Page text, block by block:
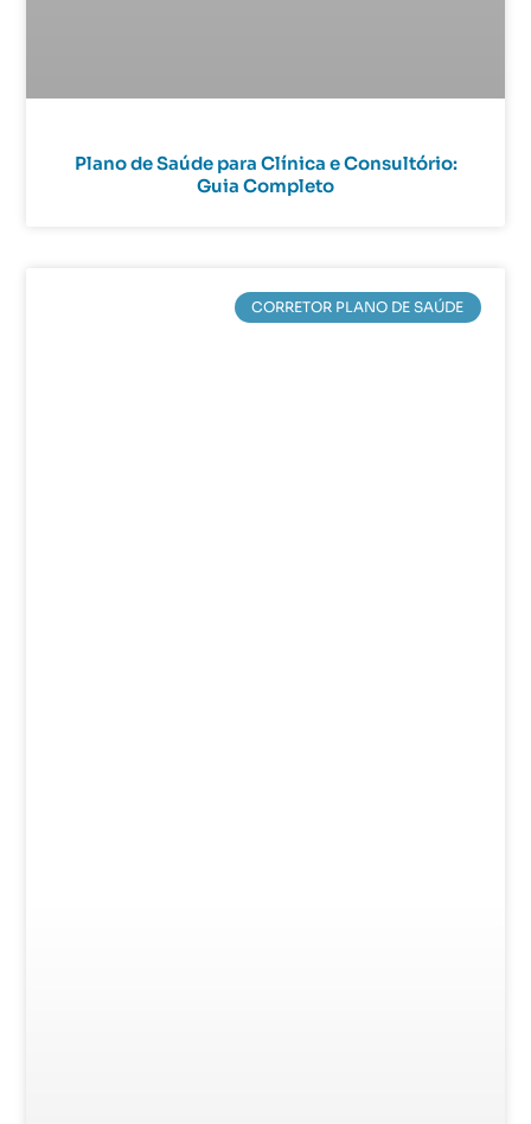
Plano de Saúde para Clínica e Consultório:
Guia Completo
CORRETOR PLANO DE SAÚDE